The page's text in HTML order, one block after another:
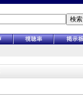
検索